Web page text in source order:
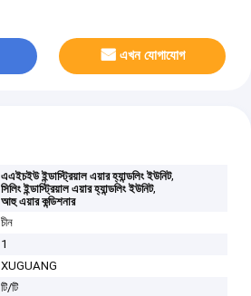
এখন যোগাযোগ
এএইচইউ ইন্ডাস্ট্রিয়াল এয়ার হ্যান্ডলিং ইউনিট,
সিলিং ইন্ডাস্ট্রিয়াল এয়ার হ্যান্ডলিং ইউনিট,
আহু এয়ার কন্ডিশনার
চীন
1
XUGUANG
টি/টি